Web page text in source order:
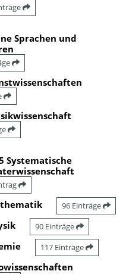
Sprachen und
Systematische
96 Einträge
90 Einträge
117 Einträge